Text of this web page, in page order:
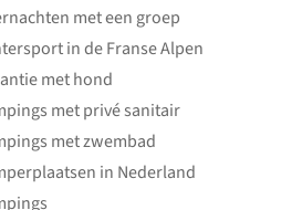
met een groep
in de Franse Alpen
met hond
met privé sanitair
met zwembad
in Nederland